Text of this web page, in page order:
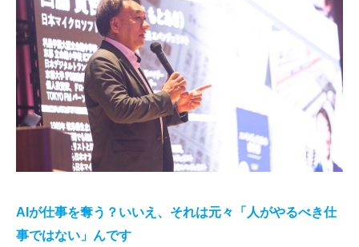
AIが仕事を奪う？いいえ、それは元々「人がやるべき仕
事ではない」んです